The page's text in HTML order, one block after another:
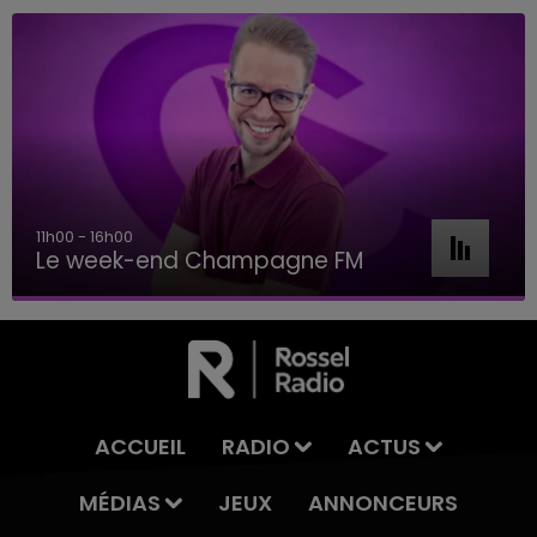
11h00 - 16h00
Le week-end Champagne FM
ACCUEIL RADIO
ACTUS
MÉDIAS
JEUX ANNONCEURS